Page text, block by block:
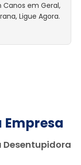
em Geral,
Ligue Agora.
Empresa
Desentupidora